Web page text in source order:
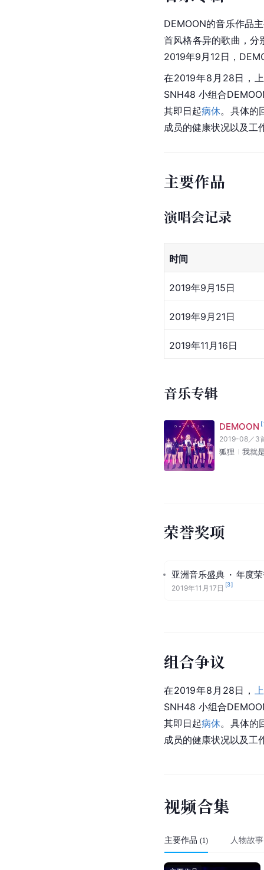
DEMOON的音乐作品
首风格各异的歌曲，分
2019年9月12日，
在2019年8月28日，
SNH48 小组合
其即日起病休。具体的
成员的健康状况以及工
主要作品
演唱会记录
时间
2019年9月15日
2019年9月21日
2019年11月16日
音乐专辑
DEMOON [
2019-08／ 3
狐狸 我就
荣誉奖项
亚洲音乐盛典 · 年度
2019年11月17日 [3]
组合争议
在2019年8月28日，
SNH48 小组合
其即日起病休。具体的
成员的健康状况以及工
视频合集
主要作品 (1) 人物故事